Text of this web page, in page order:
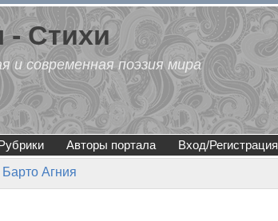
Стихи
и современная поэзия мира
Авторы портала Вход/Регистрация
Барто Агния